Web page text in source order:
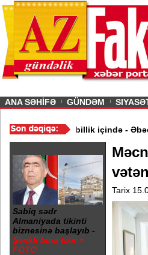
ANA SƏHİFƏ GÜNDƏM
20 Yanvar abidəsi
Sabiq sədr
Almaniyada tikinti
biznesinə başlayıb -
Şərikli bina tikir +
FOTO
Tarix